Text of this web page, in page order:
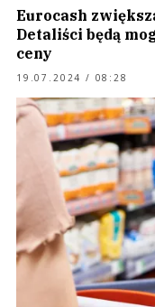
Eurocash
Detaliści będą
ceny
19.07.2024 / 08:28